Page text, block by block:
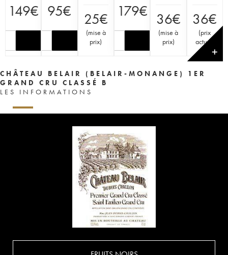
149€ 95€ 25€
(mise à
prix)
179€ 36€
(mise à
prix)
36€
(prix
actuel
✕
CHÂTEAU BELAIR (BELAIR-MONANGE) 1ER
GRAND CRU CLASSÉ B
LES INFORMATIONS